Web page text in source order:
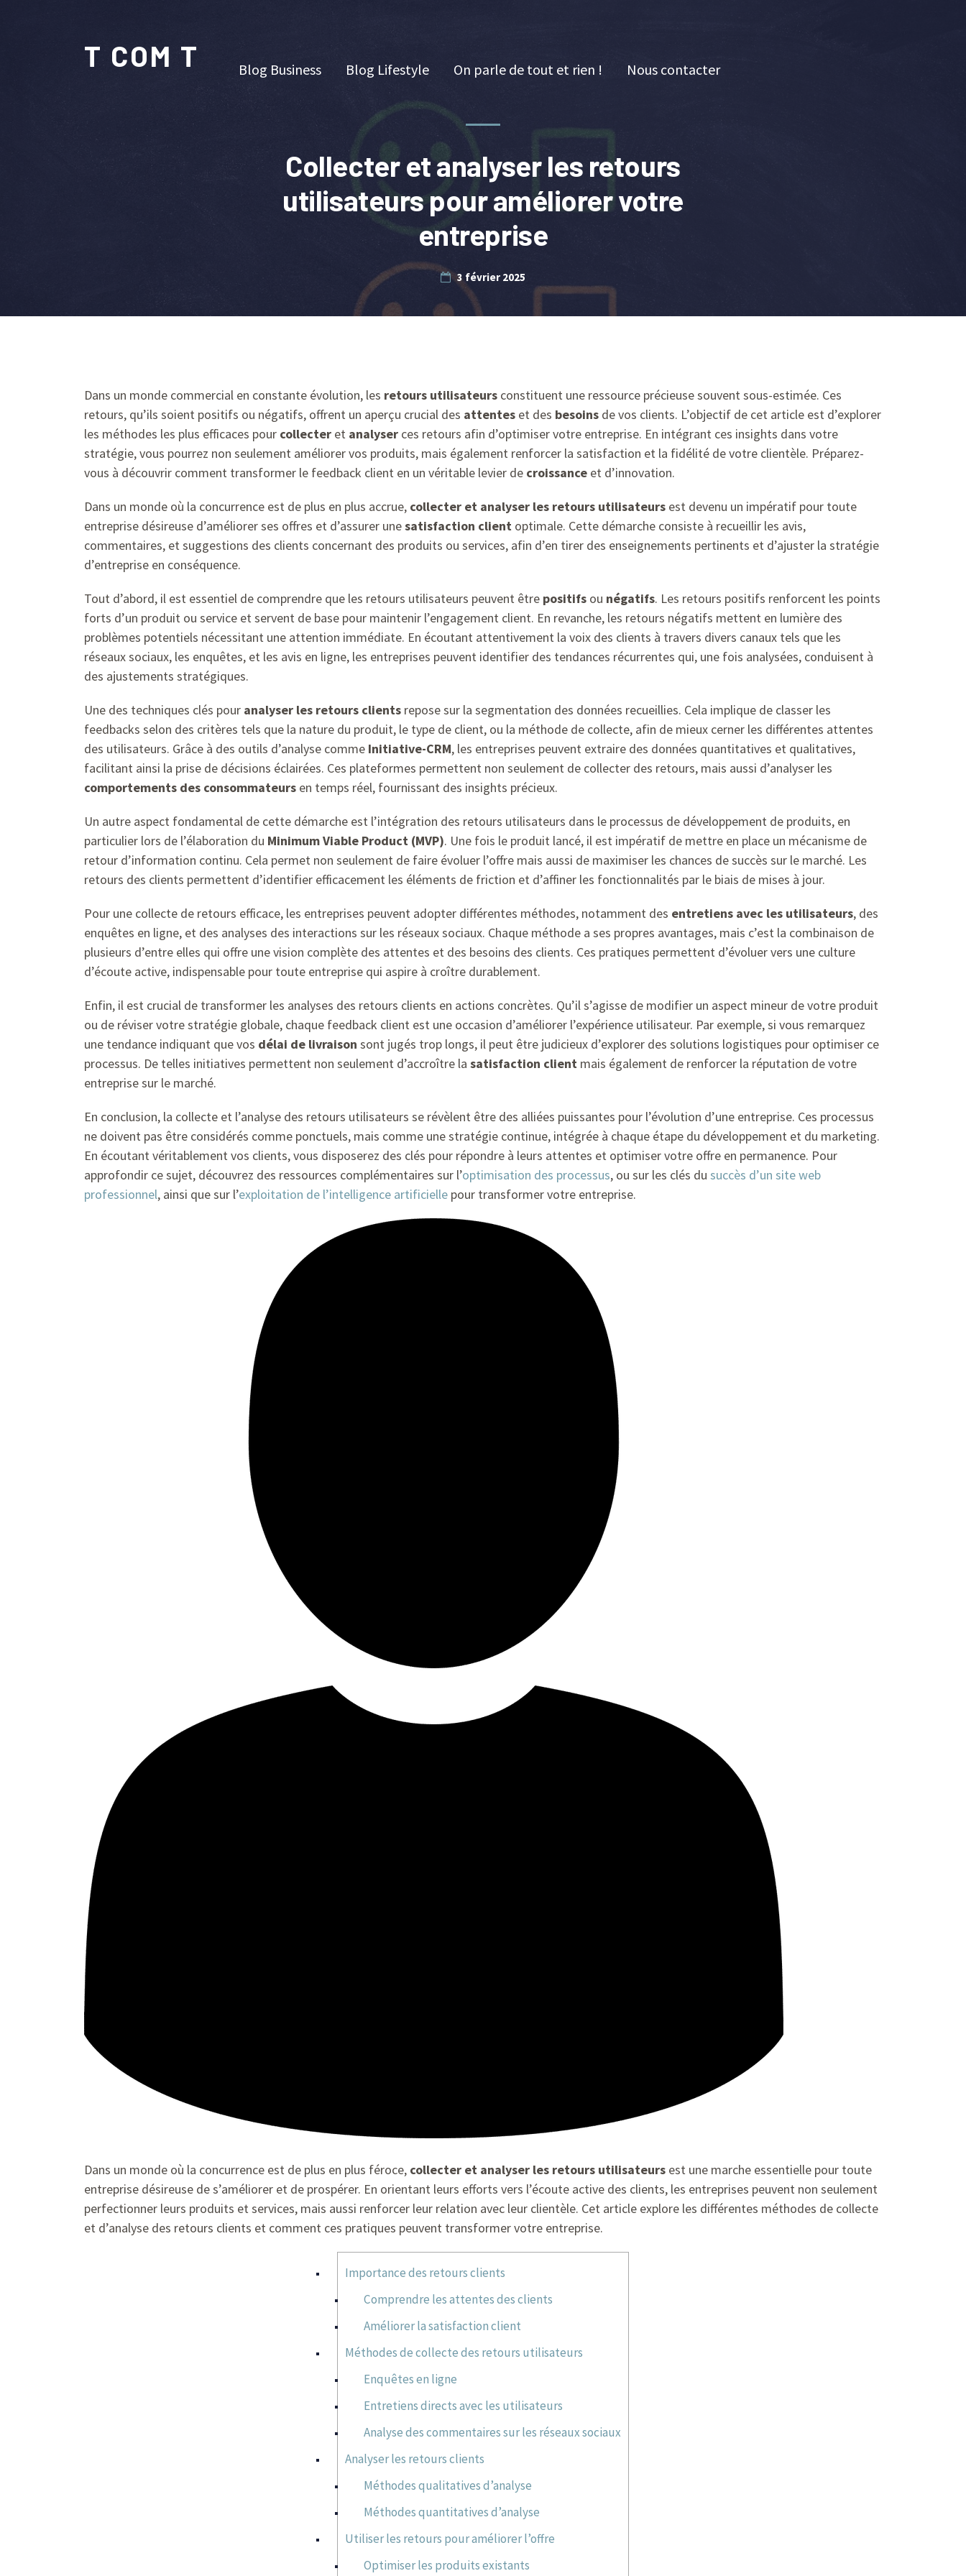
T COM T Blog Business Blog Lifestyle On parle de tout et rien ! Nous contacter
Collecter et analyser les retours
utilisateurs pour améliorer votre
entreprise
3 février 2025
Dans un monde commercial en constante évolution, les retours utilisateurs constituent une ressource précieuse souvent sous-estimée. Ces
retours, qu’ils soient positifs ou négatifs, offrent un aperçu crucial des attentes et des besoins de vos clients. L’objectif de cet article est d’explorer
les méthodes les plus efficaces pour collecter et analyser ces retours afin d’optimiser votre entreprise. En intégrant ces insights dans votre
stratégie, vous pourrez non seulement améliorer vos produits, mais également renforcer la satisfaction et la fidélité de votre clientèle. Préparez-
vous à découvrir comment transformer le feedback client en un véritable levier de croissance et d’innovation.
Dans un monde où la concurrence est de plus en plus accrue, collecter et analyser les retours utilisateurs est devenu un impératif pour toute
entreprise désireuse d’améliorer ses offres et d’assurer unesatisfaction client optimale. Cette démarche consiste à recueillir les avis,
commentaires, et suggestions des clients concernant des produits ou services, afin d’en tirer des enseignements pertinents et d’ajuster la stratégie
d’entreprise en conséquence.
Tout d’abord, il est essentiel de comprendre que les retours utilisateurs peuvent être positifs ou négatifs. Les retours positifs renforcent les points
forts d’un produit ou service et servent de base pour maintenir l’engagement client. En revanche, les retours négatifs mettent en lumière des
problèmes potentiels nécessitant une attention immédiate. En écoutant attentivement la voix des clients à travers divers canaux tels que les
réseaux sociaux, les enquêtes, et les avis en ligne, les entreprises peuvent identifier des tendances récurrentes qui, une fois analysées, conduisent à
des ajustements stratégiques.
Une des techniques clés pour analyser les retours clients repose sur la segmentation des données recueillies. Cela implique de classer les
feedbacks selon des critères tels que la nature du produit, le type de client, ou la méthode de collecte, afin de mieux cerner les différentes attentes
des utilisateurs. Grâce à des outils d’analyse comme Initiative-CRM, les entreprises peuvent extraire des données quantitatives et qualitatives,
facilitant ainsi la prise de décisions éclairées. Ces plateformes permettent non seulement de collecter des retours, mais aussi d’analyser les
comportements des consommateurs en temps réel, fournissant des insights précieux.
Un autre aspect fondamental de cette démarche est l’intégration des retours utilisateurs dans le processus de développement de produits, en
particulier lors de l’élaboration du Minimum Viable Product (MVP). Une fois le produit lancé, il est impératif de mettre en place un mécanisme de
retour d’information continu. Cela permet non seulement de faire évoluer l’offre mais aussi de maximiser les chances de succès sur le marché. Les
retours des clients permettent d’identifier efficacement les éléments de friction et d’affiner les fonctionnalités par le biais de mises à jour.
Pour une collecte de retours efficace, les entreprises peuvent adopter différentes méthodes, notamment des entretiens avec les utilisateurs, des
enquêtes en ligne, et des analyses des interactions sur les réseaux sociaux. Chaque méthode a ses propres avantages, mais c’est la combinaison de
plusieurs d’entre elles qui offre une vision complète des attentes et des besoins des clients. Ces pratiques permettent d’évoluer vers une culture
d’écoute active, indispensable pour toute entreprise qui aspire à croître durablement.
Enfin, il est crucial de transformer les analyses des retours clients en actions concrètes. Qu’il s’agisse de modifier un aspect mineur de votre produit
ou de réviser votre stratégie globale, chaque feedback client est une occasion d’améliorer l’expérience utilisateur. Par exemple, si vous remarquez
une tendance indiquant que vos délai de livraison sont jugés trop longs, il peut être judicieux d’explorer des solutions logistiques pour optimiser ce
processus. De telles initiatives permettent non seulement d’accroître la satisfaction client mais également de renforcer la réputation de votre
entreprise sur le marché.
En conclusion, la collecte et l’analyse des retours utilisateurs se révèlent être des alliées puissantes pour l’évolution d’une entreprise. Ces processus
ne doivent pas être considérés comme ponctuels, mais comme une stratégie continue, intégrée à chaque étape du développement et du marketing.
En écoutant véritablement vos clients, vous disposerez des clés pour répondre à leurs attentes et optimiser votre offre en permanence. Pour
approfondir ce sujet, découvrez des ressources complémentaires sur l’optimisation des processus, ou sur les clés du succès d’un site web
professionnel, ainsi que sur l’exploitation de l’intelligence artificielle pour transformer votre entreprise.
Dans un monde où la concurrence est de plus en plus féroce, collecter et analyser les retours utilisateurs est une marche essentielle pour toute
entreprise désireuse de s’améliorer et de prospérer. En orientant leurs efforts vers l’écoute active des clients, les entreprises peuvent non seulement
perfectionner leurs produits et services, mais aussi renforcer leur relation avec leur clientèle. Cet article explore les différentes méthodes de collecte
et d’analyse des retours clients et comment ces pratiques peuvent transformer votre entreprise.
Importance des retours clients
Comprendre les attentes des clients
Améliorer la satisfaction client
Méthodes de collecte des retours utilisateurs
Enquêtes en ligne
Entretiens directs avec les utilisateurs
Analyse des commentaires sur les réseaux sociaux
Analyser les retours clients
Méthodes qualitatives d’analyse
Méthodes quantitatives d’analyse
Utiliser les retours pour améliorer l’offre
Optimiser les produits existants